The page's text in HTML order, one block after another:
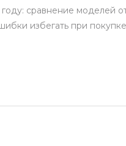
сравнение моделей
избегать при